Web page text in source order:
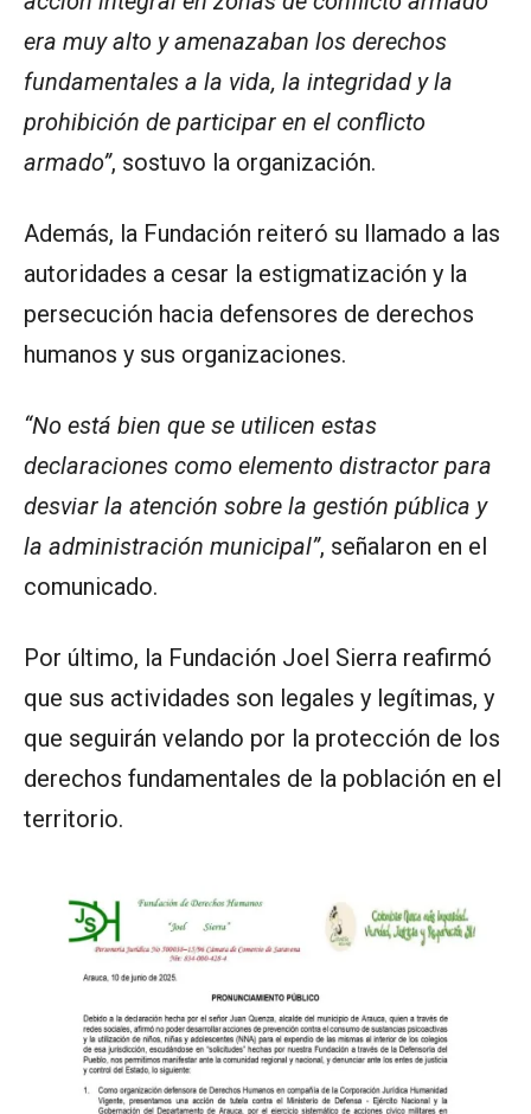
era muy alto y amenazaban los derechos
fundamentales a la vida, la integridad y la
prohibición de participar en el conflicto
armado”, sostuvo la organización.
Además, la Fundación reiteró su llamado a las
autoridades a cesar la estigmatización y la
persecución hacia defensores de derechos
humanos y sus organizaciones.
“No está bien que se utilicen estas
declaraciones como elemento distractor para
desviar la atención sobre la gestión pública y
la administración municipal”, señalaron en el
comunicado.
Por último, la Fundación Joel Sierra reafirmó
que sus actividades son legales y legítimas, y
que seguirán velando por la protección de los
derechos fundamentales de la población en el
territorio.